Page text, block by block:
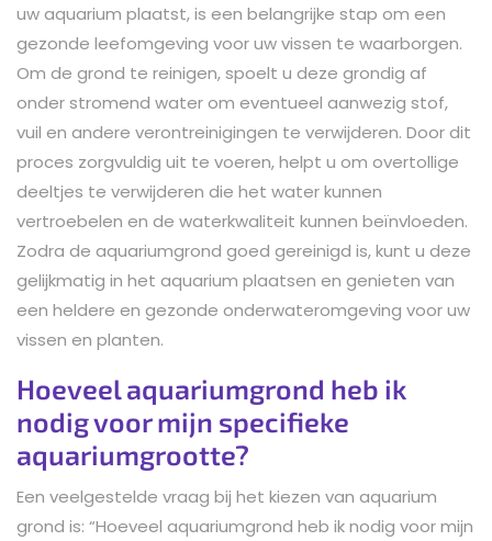
uw aquarium plaatst, is een belangrijke stap om een
gezonde leefomgeving voor uw vissen te waarborgen.
Om de grond te reinigen, spoelt u deze grondig af
onder stromend water om eventueel aanwezig stof,
vuil en andere verontreinigingen te verwijderen. Door dit
proces zorgvuldig uit te voeren, helpt u om overtollige
deeltjes te verwijderen die het water kunnen
vertroebelen en de waterkwaliteit kunnen beïnvloeden.
Zodra de aquariumgrond goed gereinigd is, kunt u deze
gelijkmatig in het aquarium plaatsen en genieten van
een heldere en gezonde onderwateromgeving voor uw
vissen en planten.
Hoeveel aquariumgrond heb ik
nodig voor mijn specifieke
aquariumgrootte?
Een veelgestelde vraag bij het kiezen van aquarium
grond is: “Hoeveel aquariumgrond heb ik nodig voor mijn